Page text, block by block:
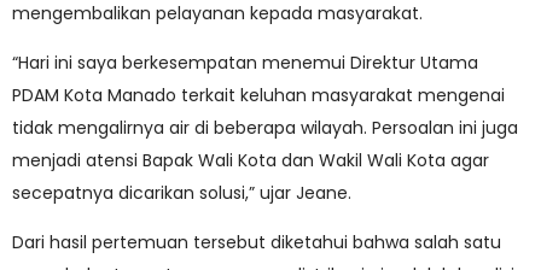
mengembalikan pelayanan kepada masyarakat.
“Hari ini saya berkesempatan menemui Direktur Utama
PDAM Kota Manado terkait keluhan masyarakat mengenai
tidak mengalirnya air di beberapa wilayah. Persoalan ini juga
menjadi atensi Bapak Wali Kota dan Wakil Wali Kota agar
secepatnya dicarikan solusi,” ujar Jeane.
Dari hasil pertemuan tersebut diketahui bahwa salah satu